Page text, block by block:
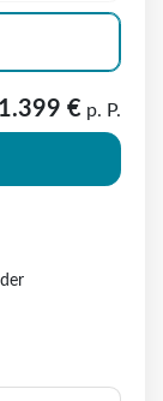
1.399 € p. P.